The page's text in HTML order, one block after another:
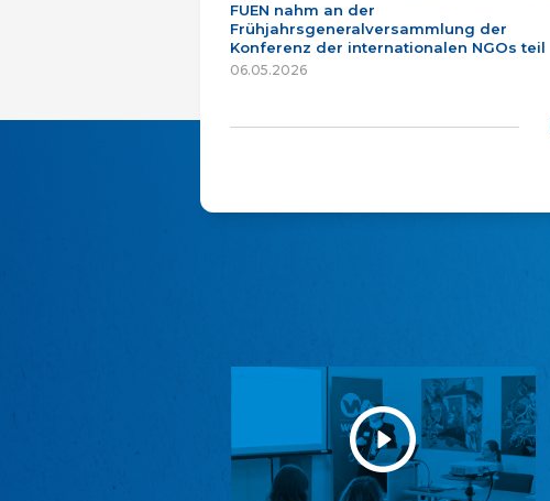
FUEN nahm an der
Frühjahrsgeneralversammlung der
Konferenz der internationalen NGOs teil
06.05.2026